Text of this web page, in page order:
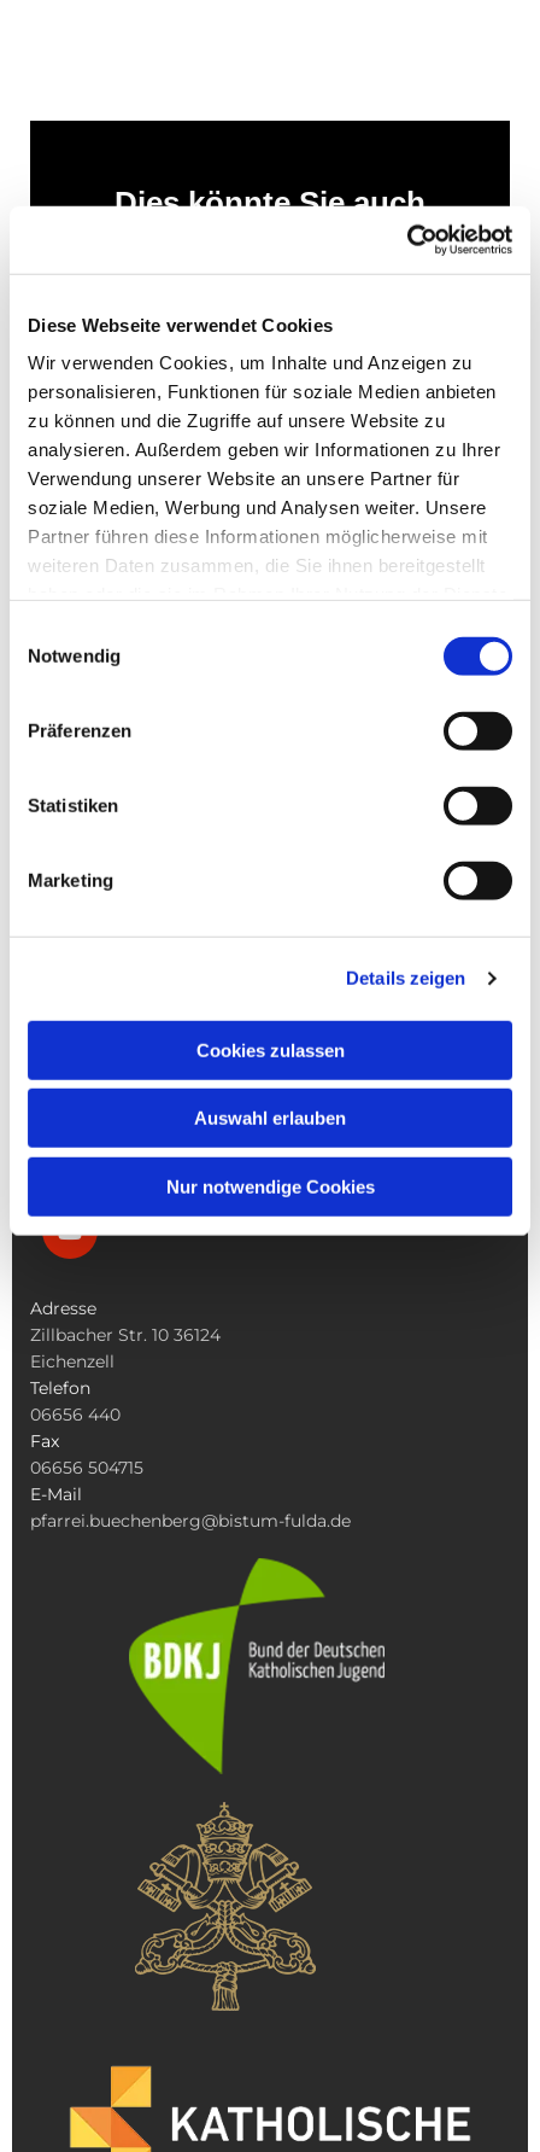
Diese Webseite verwendet Cookies
Wir verwenden Cookies, um Inhalte und Anzeigen zu
personalisieren, Funktionen für soziale Medien anbieten
zu können und die Zugriffe auf unsere Website zu
analysieren. Außerdem geben wir Informationen zu Ihrer
Verwendung unserer Website an unsere Partner für
soziale Medien, Werbung und Analysen weiter. Unsere
Partner führen diese Informationen möglicherweise mit
weiteren Daten zusammen, die Sie ihnen bereitgestellt
Notwendig
Präferenzen
Statistiken
Marketing
Details zeigen
Cookies zulassen
Auswahl erlauben
Nur notwendige Cookies
Dies könnte Sie auch
Was Tun Wenn
Adresse
Zillbacher Str. 10 36124
Eichenzell
Telefon
06656 440
Fax
06656 504715
E-Mail
pfarrei.buechenberg@bistum-fulda.de